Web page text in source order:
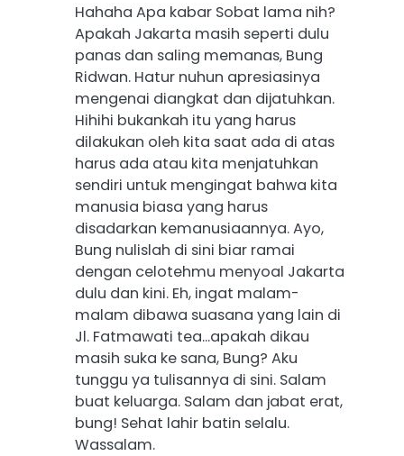
Hahaha Apa kabar Sobat lama nih?
Apakah Jakarta masih seperti dulu
panas dan saling memanas, Bung
Ridwan. Hatur nuhun apresiasinya
mengenai diangkat dan dijatuhkan.
Hihihi bukankah itu yang harus
dilakukan oleh kita saat ada di atas
harus ada atau kita menjatuhkan
sendiri untuk mengingat bahwa kita
manusia biasa yang harus
disadarkan kemanusiaannya. Ayo,
Bung nulislah di sini biar ramai
dengan celotehmu menyoal Jakarta
dulu dan kini. Eh, ingat malam-
malam dibawa suasana yang lain di
Jl. Fatmawati tea…apakah dikau
masih suka ke sana, Bung? Aku
tunggu ya tulisannya di sini. Salam
buat keluarga. Salam dan jabat erat,
bung! Sehat lahir batin selalu.
Wassalam.